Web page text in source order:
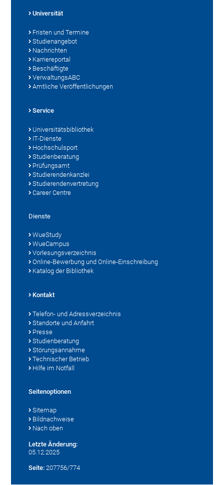
Universität
Fristen und Termine
Studienangebot
Nachrichten
Karriereportal
Beschäftigte
VerwaltungsABC
Amtliche Veröffentlichungen
Service
Universitätsbibliothek
IT-Dienste
Hochschulsport
Studienberatung
Prüfungsamt
Studierendenkanzlei
Studierendenvertretung
Career Centre
Dienste
WueStudy
WueCampus
Vorlesungsverzeichnis
Online-Bewerbung und Online-Einschreibung
Katalog der Bibliothek
Kontakt
Telefon- und Adressverzeichnis
Standorte und Anfahrt
Presse
Studienberatung
Störungsannahme
Technischer Betrieb
Hilfe im Notfall
Seitenoptionen
Sitemap
Bildnachweise
Nach oben
Letzte Änderung:
05.12.2025
Seite: 207756/774